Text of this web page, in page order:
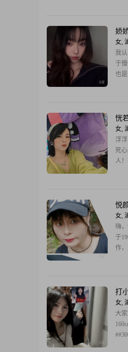
心
娇
女,
我
于
也
可
遇
恍
女,
浮
死
人
坚
悦
女,
嗨
于
作
专
的
持
打
女,
大
前